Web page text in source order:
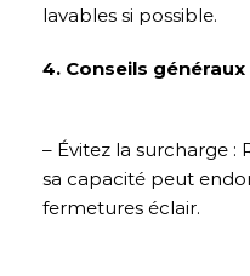
lavables si possible.
4. Conseils généraux
– Évitez la surcharge :
sa capacité peut
fermetures éclair.